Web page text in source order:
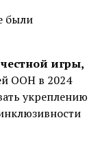
были
игры,
ООН в 2024
укреплению